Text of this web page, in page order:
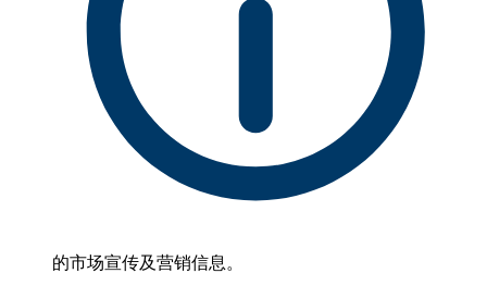
的市场宣传及营销信息。